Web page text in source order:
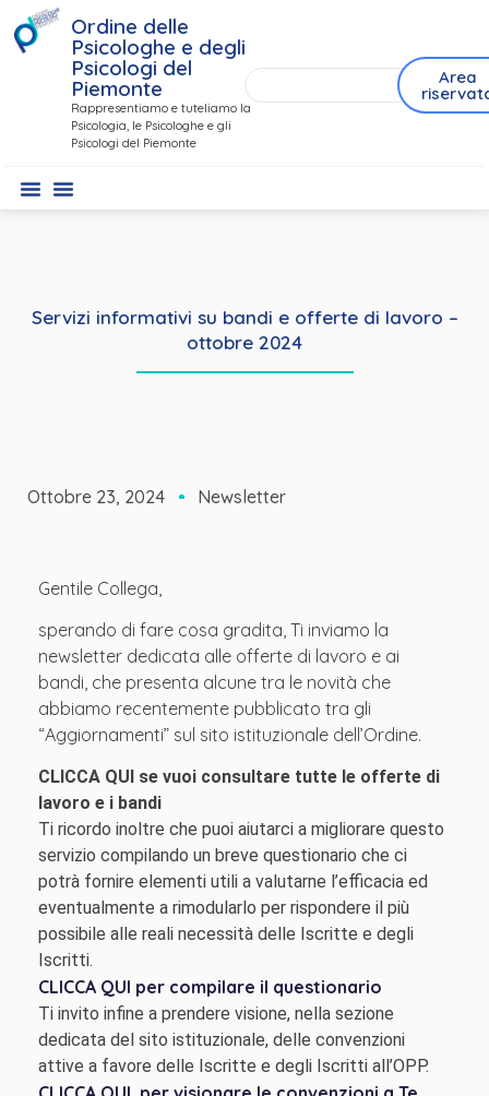
Ordine delle
Psicologhe e degli
Psicologi del
Piemonte
Rappresentiamo e tuteliamo la
Psicologia, le Psicologhe e gli
Psicologi del Piemonte
Area
Servizi informativi su bandi e offerte di lavoro –
ottobre 2024
Ottobre 23, 2024 Newsletter
Gentile Collega,
sperando di fare cosa gradita, Ti inviamo la
newsletter dedicata alle offerte di lavoro e ai
bandi, che presenta alcune tra le novità che
abbiamo recentemente pubblicato tra gli
“Aggiornamenti” sul sito istituzionale dell’Ordine.
CLICCA QUI se vuoi consultare tutte le offerte di
lavoro e i bandi
Ti ricordo inoltre che puoi aiutarci a migliorare questo
servizio compilando un breve questionario che ci
potrà fornire elementi utili a valutarne l’efficacia ed
eventualmente a rimodularlo per rispondere il più
possibile alle reali necessità delle Iscritte e degli
Iscritti.
CLICCA QUI per compilare il questionario
Ti invito infine a prendere visione, nella sezione
dedicata del sito istituzionale, delle convenzioni
attive a favore delle Iscritte e degli Iscritti all’OPP.